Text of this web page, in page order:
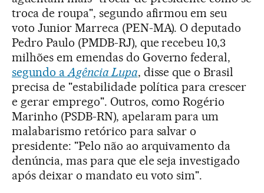
troca de roupa", segundo afirmou em seu
voto Junior Marreca (PEN-MA). O deputado
Pedro Paulo (PMDB-RJ), que recebeu 10,3
milhões em emendas do Governo federal,
segundo aAgência Lupa, disse que o Brasil
precisa de "estabilidade política para crescer
e gerar emprego". Outros, como Rogério
Marinho (PSDB-RN), apelaram para um
malabarismo retórico para salvar o
presidente: "Pelo não ao arquivamento da
denúncia, mas para que ele seja investigado
após deixar o mandato eu voto sim".